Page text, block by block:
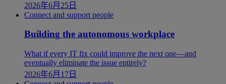
2026年6月25日
Connect and support people
Building the autonomous workplace
What if every IT fix could improve the next one—and
eventually eliminate the issue entirely?
2026年6月17日